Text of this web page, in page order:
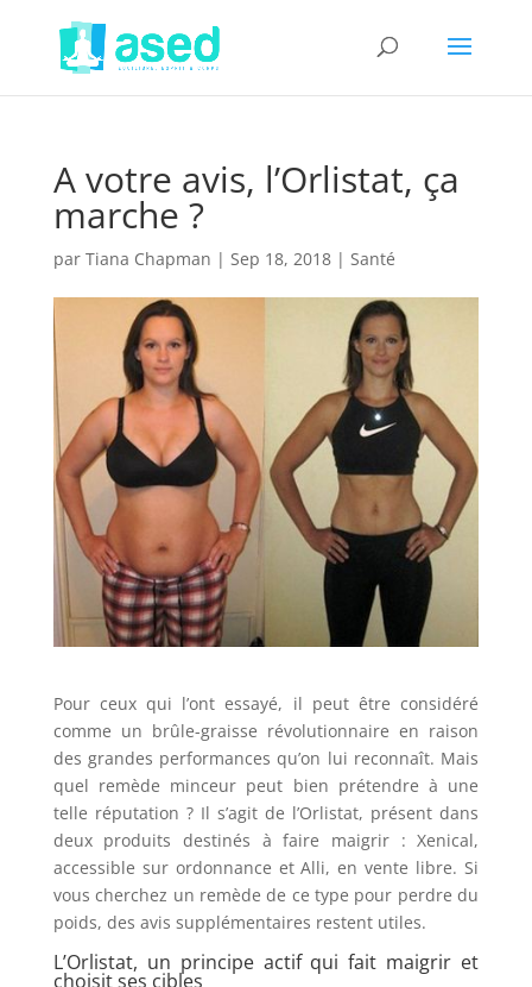
A votre avis, l’Orlistat, ça
marche ?
par Tiana Chapman | Sep 18, 2018| Santé
Pour ceux qui l’ont essayé, il peut être considéré
comme un brûle-graisse révolutionnaire en raison
des grandes performances qu’on lui reconnaît. Mais
quel remède minceur peut bien prétendre à une
telle réputation ? Il s’agit de l’Orlistat, présent dans
deux produits destinés à faire maigrir : Xenical,
accessible sur ordonnance et Alli, en vente libre. Si
vous cherchez un remède de ce type pour perdre du
poids, des avis supplémentaires restent utiles.
L’Orlistat, un principe actif qui fait maigrir et
choisit ses cibles